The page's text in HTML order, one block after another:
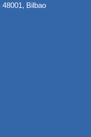
Bilbao